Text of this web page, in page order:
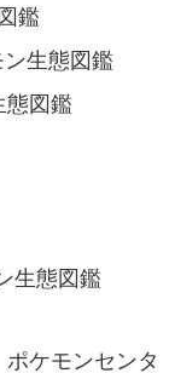
鑑
生態図鑑
態図鑑
生態図鑑
ケモンセンタ